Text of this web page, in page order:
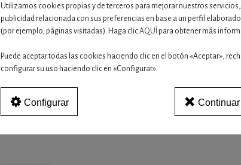
Utilizamos cookies propias y de terceros para mejorar nuestros
publicidad relacionada con sus preferencias en base a un perfil
(por ejemplo, páginas visitadas). Haga clicAQUÍ para obtener más
Puede aceptar todas las cookies haciendo clic en el botón «Aceptar»,
configurar su uso haciendo clic en «Configurar».
Configurar